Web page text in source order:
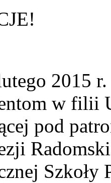
2015
w filii
pod
Szkoły